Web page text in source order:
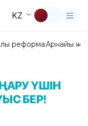
KZ
реформаАрнайы